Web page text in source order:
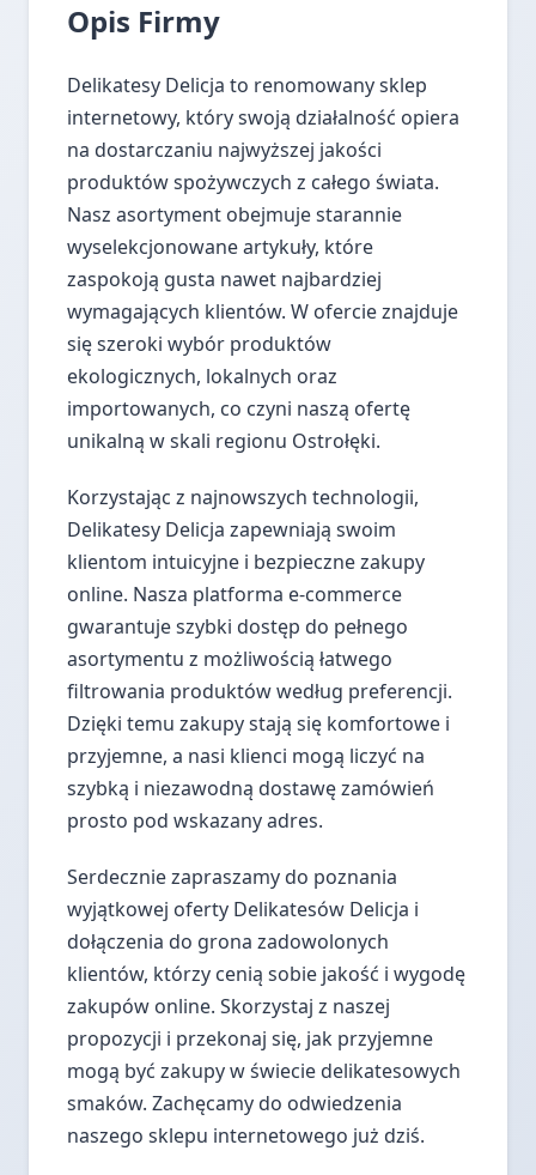
Opis Firmy
Delikatesy Delicja to renomowany sklep
internetowy, który swoją działalność opiera
na dostarczaniu najwyższej jakości
produktów spożywczych z całego świata.
Nasz asortyment obejmuje starannie
wyselekcjonowane artykuły, które
zaspokoją gusta nawet najbardziej
wymagających klientów. W ofercie znajduje
się szeroki wybór produktów
ekologicznych, lokalnych oraz
importowanych, co czyni naszą ofertę
unikalną w skali regionu Ostrołęki.
Korzystając z najnowszych technologii,
Delikatesy Delicja zapewniają swoim
klientom intuicyjne i bezpieczne zakupy
online. Nasza platforma e-commerce
gwarantuje szybki dostęp do pełnego
asortymentu z możliwością łatwego
filtrowania produktów według preferencji.
Dzięki temu zakupy stają się komfortowe i
przyjemne, a nasi klienci mogą liczyć na
szybką i niezawodną dostawę zamówień
prosto pod wskazany adres.
Serdecznie zapraszamy do poznania
wyjątkowej oferty Delikatesów Delicja i
dołączenia do grona zadowolonych
klientów, którzy cenią sobie jakość i wygodę
zakupów online. Skorzystaj z naszej
propozycji i przekonaj się, jak przyjemne
mogą być zakupy w świecie delikatesowych
smaków. Zachęcamy do odwiedzenia
naszego sklepu internetowego już dziś.